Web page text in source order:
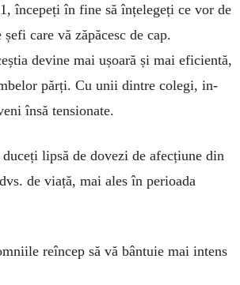
începeți în fine să înțelegeți ce vor de
care vă zăpăcesc de cap.
devine mai ușoară și mai efi­cientă,
părți. Cu unii dintre colegi, in­
însă ten­sionate.
lipsă de dovezi de afecțiune din
de viață, mai ales în perioada
reîn­cep să vă bântuie mai intens